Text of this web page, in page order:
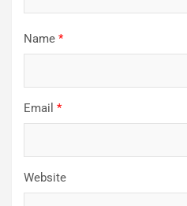
Name *
Email *
Website